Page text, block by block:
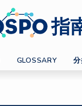
指
GLOSSARY